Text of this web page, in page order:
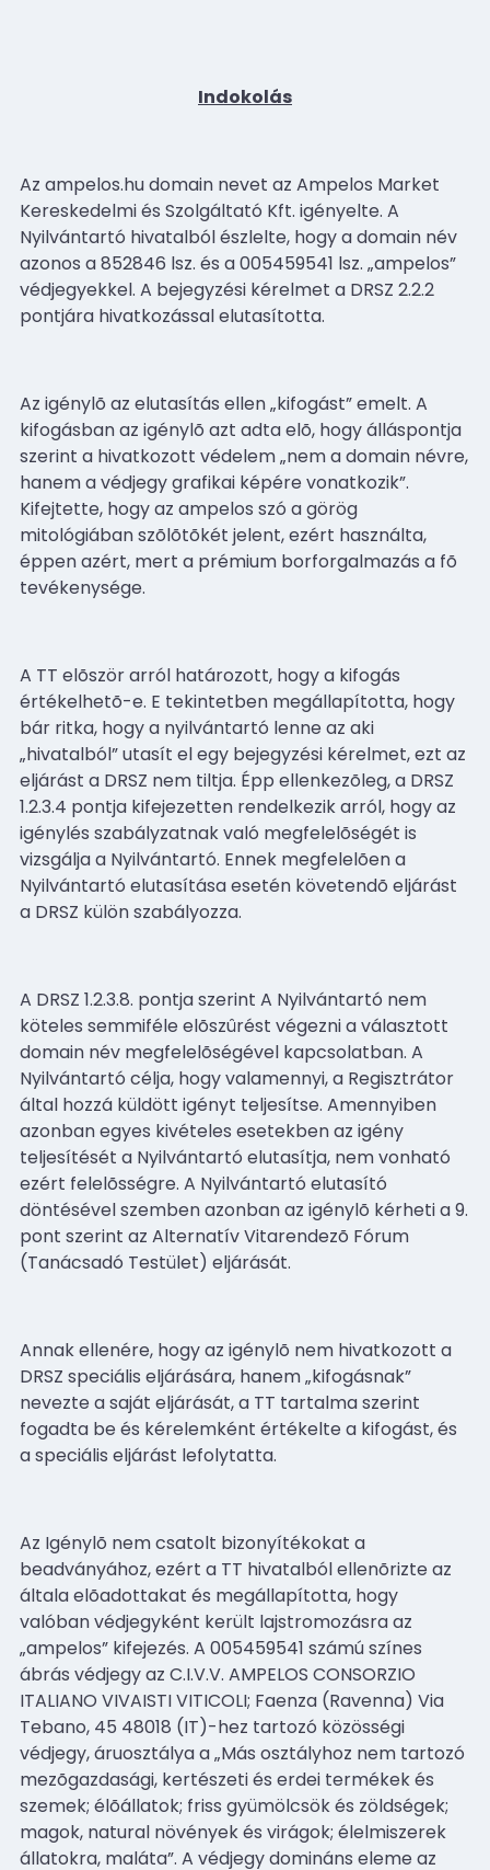
Indokolás
Az ampelos.hu domain nevet az Ampelos Market
Kereskedelmi és Szolgáltató Kft. igényelte. A
Nyilvántartó hivatalból észlelte, hogy a domain név
azonos a 852846 lsz. és a 005459541 lsz. „ampelos”
védjegyekkel. A bejegyzési kérelmet a DRSZ 2.2.2
pontjára hivatkozással elutasította.
Az igénylõ az elutasítás ellen „kifogást” emelt. A
kifogásban az igénylõ azt adta elõ, hogy álláspontja
szerint a hivatkozott védelem „nem a domain névre,
hanem a védjegy grafikai képére vonatkozik”.
Kifejtette, hogy az ampelos szó a görög
mitológiában szõlõtõkét jelent, ezért használta,
éppen azért, mert a prémium borforgalmazás a fõ
tevékenysége.
A TT elõször arról határozott, hogy a kifogás
értékelhetõ-e. E tekintetben megállapította, hogy
bár ritka, hogy a nyilvántartó lenne az aki
„hivatalból” utasít el egy bejegyzési kérelmet, ezt az
eljárást a DRSZ nem tiltja. Épp ellenkezõleg, a DRSZ
1.2.3.4 pontja kifejezetten rendelkezik arról, hogy az
igénylés szabályzatnak való megfelelõségét is
vizsgálja a Nyilvántartó. Ennek megfelelõen a
Nyilvántartó elutasítása esetén követendõ eljárást
a DRSZ külön szabályozza.
A DRSZ 1.2.3.8. pontja szerint A Nyilvántartó nem
köteles semmiféle elõszûrést végezni a választott
domain név megfelelõségével kapcsolatban. A
Nyilvántartó célja, hogy valamennyi, a Regisztrátor
által hozzá küldött igényt teljesítse. Amennyiben
azonban egyes kivételes esetekben az igény
teljesítését a Nyilvántartó elutasítja, nem vonható
ezért felelõsségre. A Nyilvántartó elutasító
döntésével szemben azonban az igénylõ kérheti a 9.
pont szerint az Alternatív Vitarendezõ Fórum
(Tanácsadó Testület) eljárását.
Annak ellenére, hogy az igénylõ nem hivatkozott a
DRSZ speciális eljárására, hanem „kifogásnak”
nevezte a saját eljárását, a TT tartalma szerint
fogadta be és kérelemként értékelte a kifogást, és
a speciális eljárást lefolytatta.
Az Igénylõ nem csatolt bizonyítékokat a
beadványához, ezért a TT hivatalból ellenõrizte az
általa elõadottakat és megállapította, hogy
valóban védjegyként került lajstromozásra az
„ampelos” kifejezés. A 005459541 számú színes
ábrás védjegy az C.I.V.V. AMPELOS CONSORZIO
ITALIANO VIVAISTI VITICOLI; Faenza (Ravenna) Via
Tebano, 45 48018 (IT)-hez tartozó közösségi
védjegy, áruosztálya a „Más osztályhoz nem tartozó
mezõgazdasági, kertészeti és erdei termékek és
szemek; élõállatok; friss gyümölcsök és zöldségek;
magok, natural növények és virágok; élelmiszerek
állatokra, maláta”. A védjegy domináns eleme az